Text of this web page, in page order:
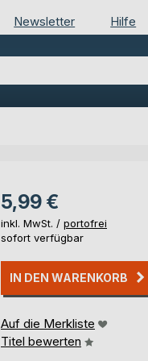
Newsletter Hilfe
5,99 €
inkl. MwSt. / portofrei
sofort verfügbar
IN DEN WARENKORB
Auf die Merkliste
Titel bewerten